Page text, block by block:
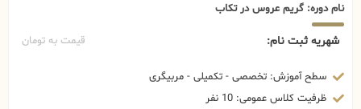
نام دوره: گریم عروس در تکاب
شهریه ثبت نام: قیمت به تومان
سطح آموزش: تخصصی - تکمیلی - مربیگری
ظرفیت کلاس عمومی: 10 نفر